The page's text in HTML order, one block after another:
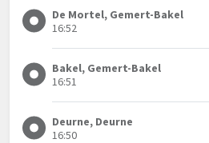
De Mortel, Gemert-Bakel
16:52
Bakel, Gemert-Bakel
16:51
Deurne, Deurne
16:50